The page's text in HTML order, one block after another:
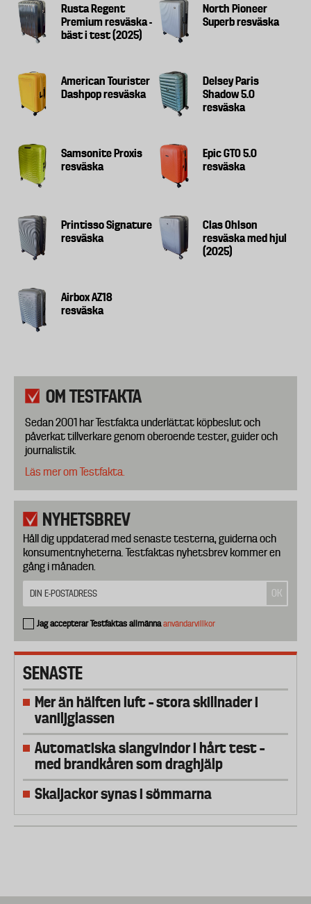
Rusta Regent
Premium resväska -
bäst i test (2025)
North Pioneer
Superb resväska
American Tourister
Dashpop resväska
Delsey Paris
Shadow 5.0
resväska
Samsonite Proxis
resväska
Epic GTO 5.0
resväska
Printisso Signature
resväska
Clas Ohlson
resväska med hjul
(2025)
Airbox AZ18
resväska
OM TESTFAKTA
Sedan 2001 har Testfakta underlättat köpbeslut och
påverkat tillverkare genom oberoende tester, guider och
journalistik.
Läs mer om Testfakta.
NYHETSBREV
Håll dig uppdaterad med senaste testerna, guiderna och
konsumentnyheterna. Testfaktas nyhetsbrev kommer en
gång i månaden.
Jag accepterar Testfaktas allmännaanvändarvillkor
SENASTE
Mer än hälften luft – stora skillnader i
vaniljglassen
Automatiska slangvindor i hårt test –
med brandkåren som draghjälp
Skaljackor synas i sömmarna